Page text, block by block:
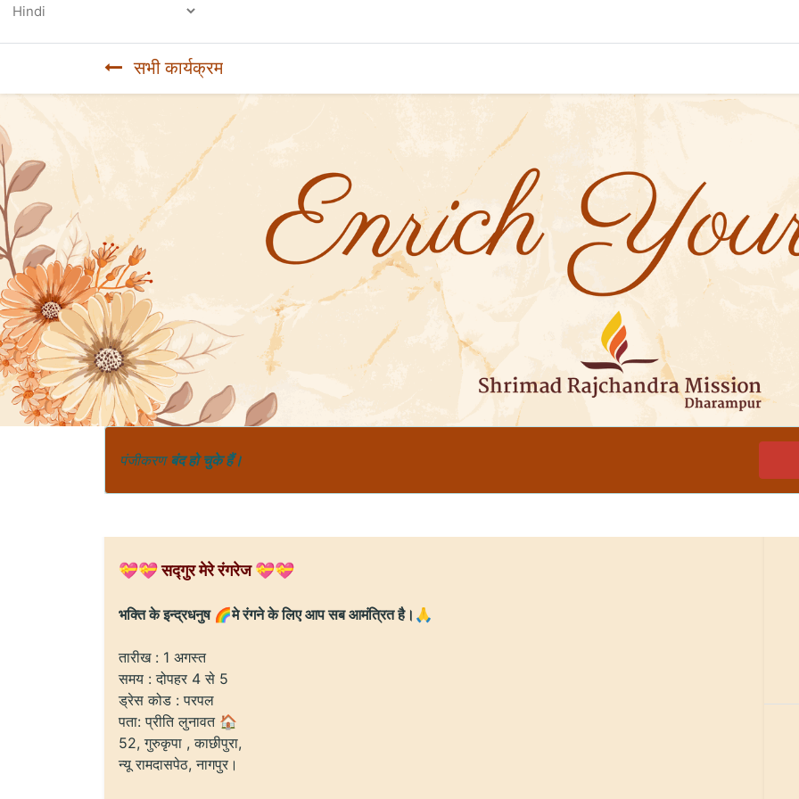
सभी कार्यक्रम
पंजीकरणबंद हो चुके हैं।
💝💝 सद्गुर मेरे रंगरेज 💝💝
भक्ति के इन्द्रधनुष 🌈मे रंगने के लिए आप सब आमंत्रित है।🙏
तारीख : 1️ अगस्त
समय : दोपहर 4 से 5
ड्रेस कोड : परपल
पता: प्रीति लुनावत 🏠
52, गुरुकृपा , काछीपुरा,
न्यू रामदासपेठ, नागपुर।